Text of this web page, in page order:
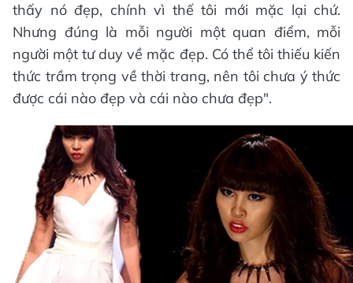
thấy nó đẹp, chính vì thế tôi mới mặc lại chứ.
Nhưng đúng là mỗi người một quan điểm, mỗi
người một tư duy về mặc đẹp. Có thể tôi thiếu kiến
thức trầm trọng về thời trang, nên tôi chưa ý thức
được cái nào đẹp và cái nào chưa đẹp".